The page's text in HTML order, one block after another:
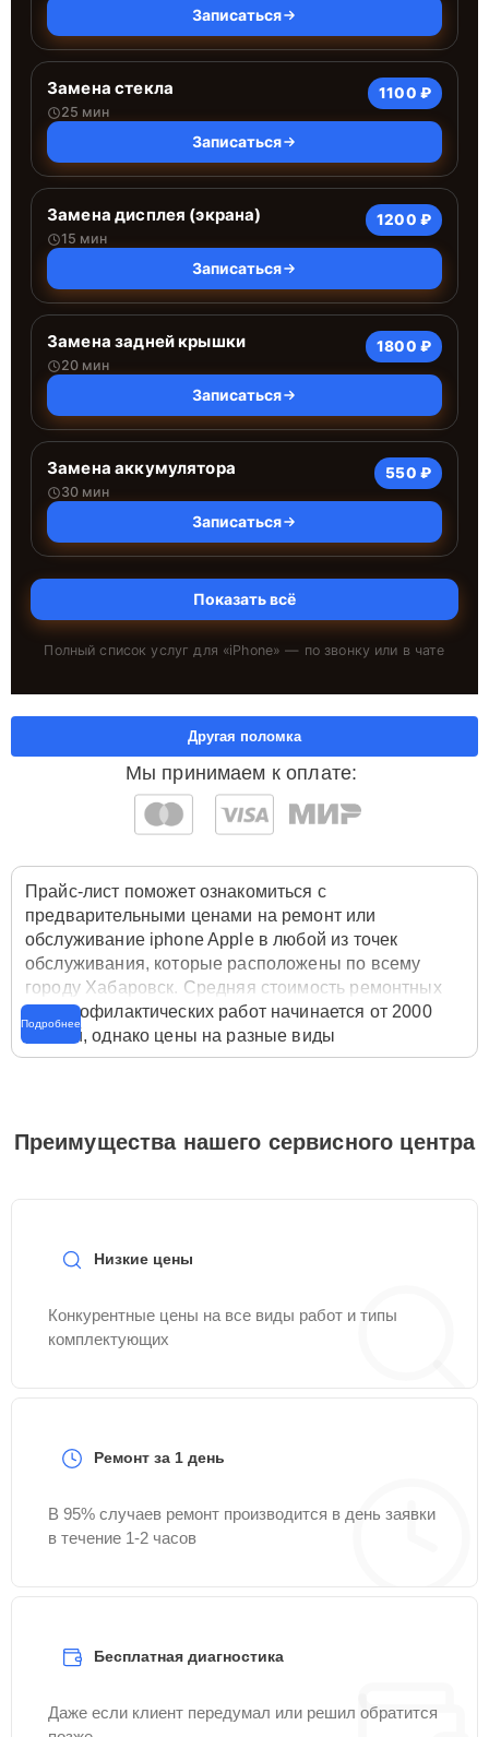
Записаться
Замена стекла
25 мин
1100 ₽
Записаться
Замена дисплея (экрана)
15 мин
1200 ₽
Записаться
Замена задней крышки
20 мин
1800 ₽
Записаться
Замена аккумулятора
30 мин
550 ₽
Записаться
Показать всё
Полный список услуг для «iPhone» — по звонку или в чате
Мы принимаем к оплате:
Другая поломка
Прайс-лист поможет ознакомиться с
предварительными ценами на ремонт или
обслуживание iphone Apple в любой из точек
обслуживания, которые расположены по всему
городу Хабаровск. Средняя стоимость ремонтных
или профилактических работ начинается от 2000
рублей, однако цены на разные виды
комплектующих могут различаться. Полную
службы заботы о клиентах. Для расчета итоговой
стоимости ремонта iphone достаточно позвонить по
Подробнее
Преимущества нашего сервисного центра
Низкие цены
Конкурентные цены на все виды работ и типы
комплектующих
Ремонт за 1 день
В 95% случаев ремонт производится в день заявки
в течение 1-2 часов
Бесплатная диагностика
Даже если клиент передумал или решил обратится